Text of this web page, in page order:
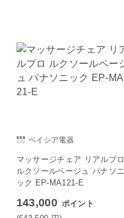
ベイシア電器
マッサージチェア リアルプロ
ルクソールベージュ パナソニ
ック EP-MA121-E
143,000 ポイント